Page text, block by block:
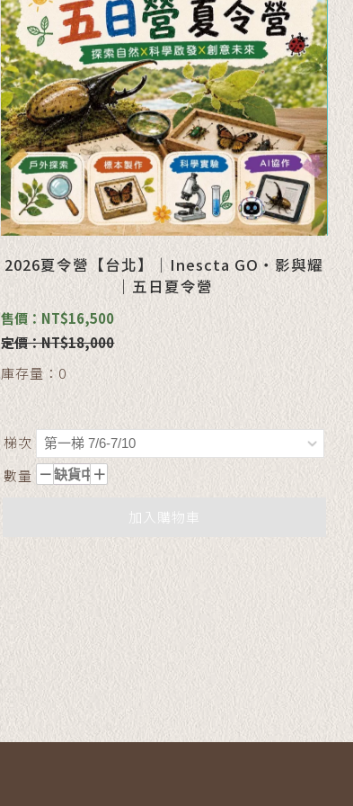
2026夏令營【台北】｜Inescta GO・影與耀
｜五日夏令營
定價：NT$18,000
售價：NT$16,500
庫存量：0
梯次
數量
加入購物車